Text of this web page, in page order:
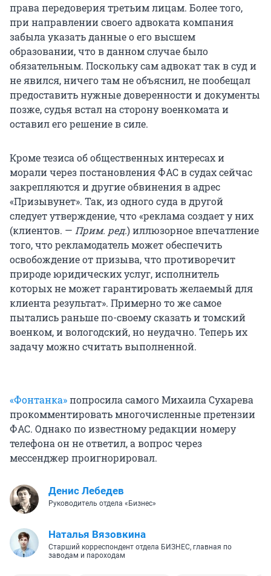
права передоверия третьим лицам. Более того,
при направлении своего адвоката компания
забыла указать данные о его высшем
образовании, что в данном случае было
обязательным. Поскольку сам адвокат так в суд и
не явился, ничего там не объяснил, не пообещал
предоставить нужные доверенности и документы
позже, судья встал на сторону военкомата и
оставил его решение в силе.
Кроме тезиса об общественных интересах и
морали через постановления ФАС в судах сейчас
закрепляются и другие обвинения в адрес
«Призывунет». Так, из одного суда в другой
следует утверждение, что «реклама создает у них
(клиентов. — Прим. ред.) иллюзорное впечатление
того, что рекламодатель может обеспечить
освобождение от призыва, что противоречит
природе юридических услуг, исполнитель
которых не может гарантировать желаемый для
клиента результат». Примерно то же самое
пытались раньше по-своему сказать и томский
военком, и вологодский, но неудачно. Теперь их
задачу можно считать выполненной.
«Фонтанка»попросила самого Михаила Сухарева
прокомментировать многочисленные претензии
ФАС. Однако по известному редакции номеру
телефона он не ответил, а вопрос через
мессенджер проигнорировал.
Денис Лебедев
Руководитель отдела «Бизнес»
Наталья Вязовкина
Старший корреспондент отдела БИЗНЕС, главная по
заводам и пароходам